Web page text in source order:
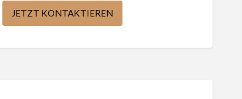
JETZT KONTAKTIEREN